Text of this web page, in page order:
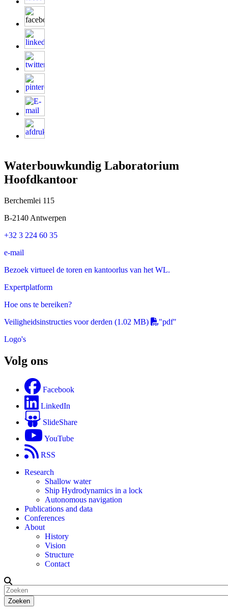
Waterbouwkundig Laboratorium
Hoofdkantoor
Berchemlei 115
B-2140 Antwerpen
+32 3 224 60 35
e-mail
Bezoek virtueel de toren en kantoorlus van het WL.
Expertplatform
Hoe ons te bereiken?
Veiligheidsinstructies voor derden (1.02 MB)
"pdf"
Logo's
Volg ons
Facebook
LinkedIn
SlideShare
YouTube
RSS
Research
Shallow water
Ship Hydrodynamics in a lock
Autonomous navigation
Publications and data
Conferences
About
History
Vision
Structure
Contact
Zoeken